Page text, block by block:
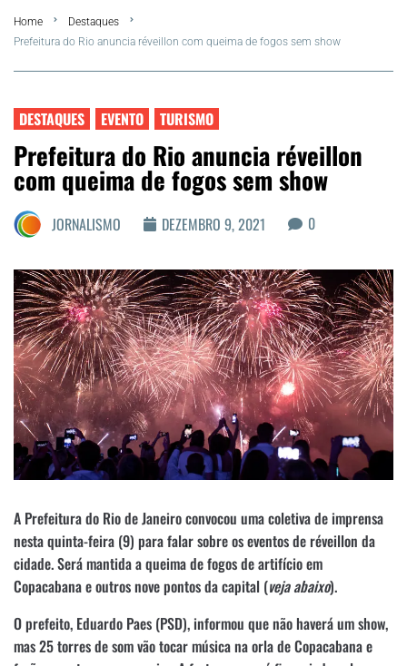
Summer
Região dos Lagos
Agenda Cultural
Colunistas
Matérias Exclusivas
Home
Destaques
Prefeitura do Rio anuncia réveillon com queima de fogos sem show
DESTAQUES EVENTO TURISMO
Prefeitura do Rio anuncia réveillon
com queima de fogos sem show
JORNALISMO DEZEMBRO 9, 2021 0
A Prefeitura do Rio de Janeiro convocou uma coletiva de imprensa
nesta quinta-feira (9) para falar sobre os eventos de réveillon da
cidade. Será mantida a queima de fogos de artifício em
Copacabana e outros nove pontos da capital (veja abaixo).
O prefeito, Eduardo Paes (PSD), informou que não haverá um show,
mas 25 torres de som vão tocar música na orla de Copacabana e